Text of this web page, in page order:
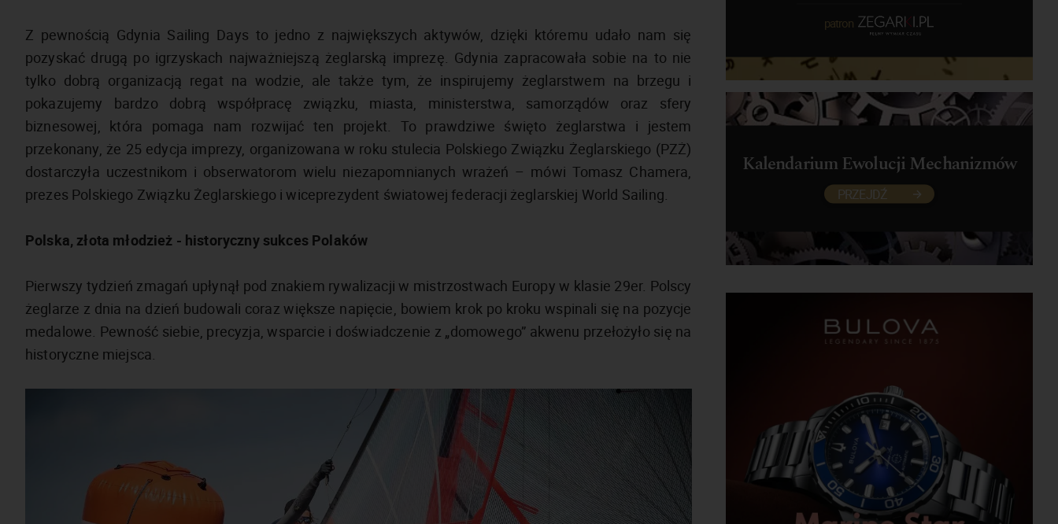
Z pewnością Gdynia Sailing Days to jedno z największych aktywów, dzięki któremu udało nam się
pozyskać drugą po igrzyskach najważniejszą żeglarską imprezę. Gdynia zapracowała sobie na to nie
tylko dobrą organizacją regat na wodzie, ale także tym, że inspirujemy żeglarstwem na brzegu i
pokazujemy bardzo dobrą współpracę związku, miasta, ministerstwa, samorządów oraz sfery
biznesowej, która pomaga nam rozwijać ten projekt. To prawdziwe święto żeglarstwa i jestem
przekonany, że 25 edycja imprezy, organizowana w roku stulecia Polskiego Związku Żeglarskiego (PZŻ)
dostarczyła uczestnikom i obserwatorom wielu niezapomnianych wrażeń – mówi Tomasz Chamera,
prezes Polskiego Związku Żeglarskiego i wiceprezydent światowej federacji żeglarskiej World Sailing.
Polska, złota młodzież - historyczny sukces Polaków
Pierwszy tydzień zmagań upłynął pod znakiem rywalizacji w mistrzostwach Europy w klasie 29er. Polscy
żeglarze z dnia na dzień budowali coraz większe napięcie, bowiem krok po kroku wspinali się na pozycje
medalowe. Pewność siebie, precyzja, wsparcie i doświadczenie z „domowego” akwenu przełożyło się na
historyczne miejsca.
patron
Kalendarium Ewolucji Mechanizmów
PRZEJDŹ